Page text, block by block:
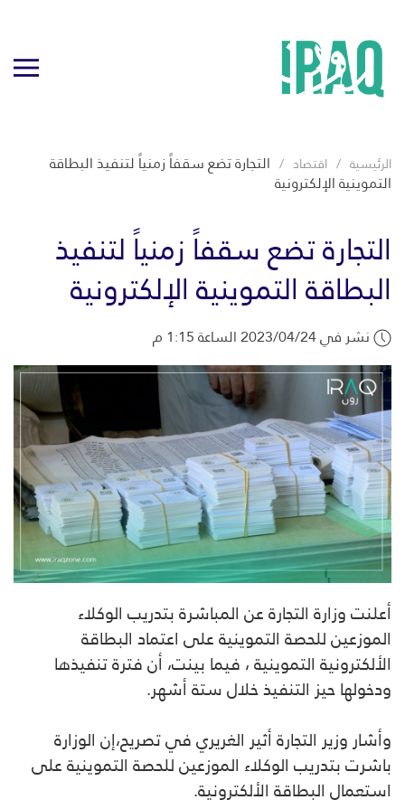
الرئيسية اقتصاد التجارة تضع سقفاً زمنياً لتنفيذ البطاقة
التموينية الإلكترونية
التجارة تضع سقفاً زمنياً لتنفيذ
البطاقة التموينية الإلكترونية
نشر في 2023/04/24 الساعة 1:15 م
أعلنت وزارة التجارة عن المباشرة بتدريب الوكلاء
الموزعين للحصة التموينية على اعتماد البطاقة
الألكترونية التموينية ، فيما بينت، أن فترة تنفيذها
ودخولها حيز التنفيذ خلال ستة أشهر.
وأشار وزير التجارة أثير الغريري في تصريح،إن الوزارة
باشرت بتدريب الوكلاء الموزعين للحصة التموينية على
استعمال البطاقة الألكترونية.